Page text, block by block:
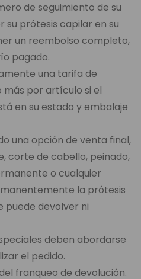
de seguimiento de su
su prótesis capilar en su
un reembolso completo,
pagado.
una tarifa de
más por artículo si el
en su estado y embalaje
una opción de venta final,
corte de cabello, peinado,
o cualquier
la prótesis
puede devolver ni
deben abordarse
el pedido.
franqueo de devolución.